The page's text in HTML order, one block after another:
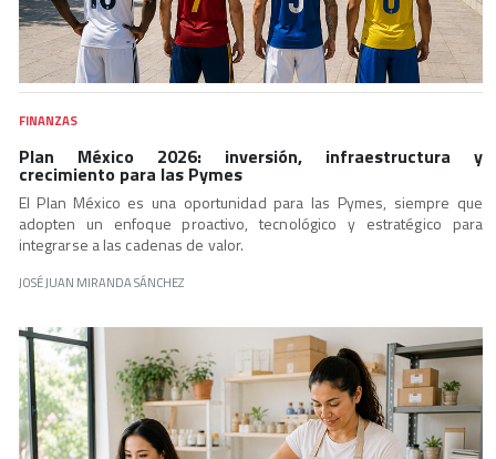
FINANZAS
Plan México 2026: inversión, infraestructura y
crecimiento para las Pymes
El Plan México es una oportunidad para las Pymes, siempre que
adopten un enfoque proactivo, tecnológico y estratégico para
integrarse a las cadenas de valor.
JOSÉ JUAN MIRANDA SÁNCHEZ